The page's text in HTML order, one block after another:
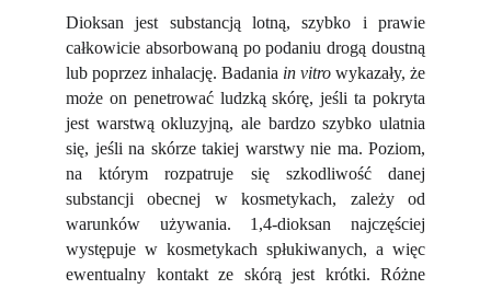
Dioksan jest substancją lotną, szybko i prawie
całkowicie absorbowaną po podaniu drogą doustną
lub poprzez inhalację. Badania in vitro wykazały, że
może on penetrować ludzką skórę, jeśli ta pokryta
jest warstwą okluzyjną, ale bardzo szybko ulatnia
się, jeśli na skórze takiej warstwy nie ma. Poziom,
na którym rozpatruje się szkodliwość danej
substancji obecnej w kosmetykach, zależy od
warunków używania. 1,4-dioksan najczęściej
występuje w kosmetykach spłukiwanych, a więc
ewentualny kontakt ze skórą jest krótki. Różne